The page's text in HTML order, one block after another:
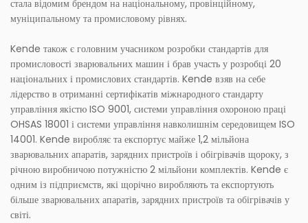
стала відомим брендом на національному, провінційному,
муніципальному та промисловому рівнях.
Kende також є головним учасником розробки стандартів для
промисловості зварювальних машин і брав участь у розробці 20
національних і промислових стандартів. Kende взяв на себе
лідерство в отриманні сертифікатів міжнародного стандарту
управління якістю ISO 9001, системи управління охороною праці
OHSAS 18001 і системи управління навколишнім середовищем ISO
14001. Kende виробляє та експортує майже 1,2 мільйона
зварювальних апаратів, зарядних пристроїв і обігрівачів щороку, з
річною виробничою потужністю 2 мільйони комплектів. Kende є
одним із підприємств, які щорічно виробляють та експортують
більше зварювальних апаратів, зарядних пристроїв та обігрівачів у
світі.